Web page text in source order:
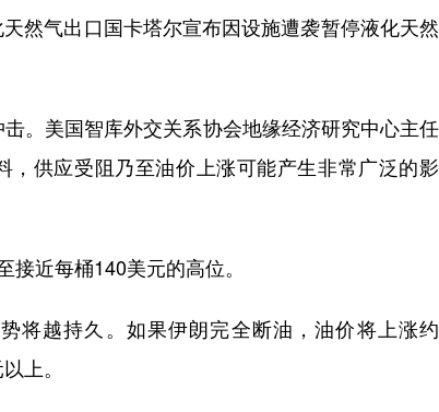
气出口国卡塔尔宣布因设施遭袭暂停液化天然
。美国智库外交关系协会地缘经济研究中心主任
，供应受阻乃至油价上涨可能产生非常广泛的影
近每桶140美元的高位。
越持久。如果伊朗完全断油，油价将上涨约
上。